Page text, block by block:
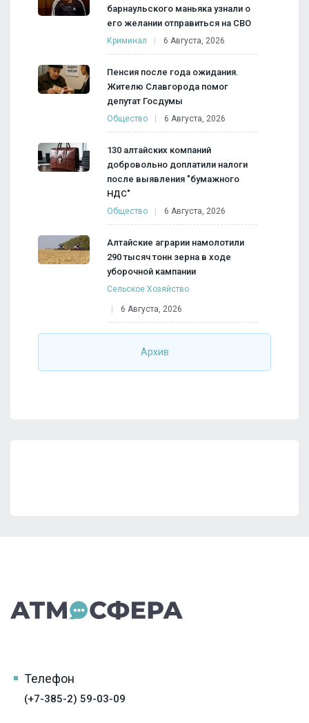
барнаульского маньяка узнали о
его желании отправиться на СВО
Криминал 6 Августа, 2026
Пенсия после года ожидания.
Жителю Славгорода помог
депутат Госдумы
Общество 6 Августа, 2026
130 алтайских компаний
добровольно доплатили налоги
после выявления "бумажного
НДС"
Общество 6 Августа, 2026
Алтайские аграрии намолотили
290 тысяч тонн зерна в ходе
уборочной кампании
Сельское Хозяйство
6 Августа, 2026
Архив
Телефон
(+7-385-2) 59-03-09